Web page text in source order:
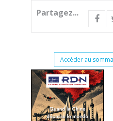
Partagez...
Accéder au